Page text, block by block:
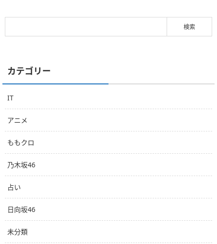
カテゴリー
IT
アニメ
ももクロ
乃木坂46
占い
日向坂46
未分類